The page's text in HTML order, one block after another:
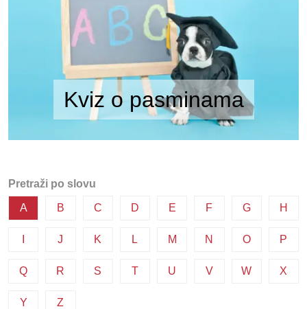
Kviz o pasminama
Pretraži po slovu
A B C D E F G H
J K L M N O P
Q R S T U V W X
Y Z